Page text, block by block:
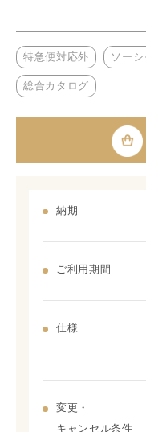
特急便対応外 ソー
総合カタログ
納期
ご利用期間
仕様
変更・
キャンセル条件